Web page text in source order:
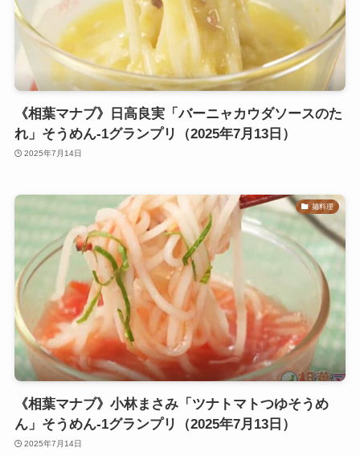
《相葉マナブ》日高良実「バーニャカウダソースのた
れ」そうめん-1グランプリ（2025年7月13日）
2025年7月14日
麺料理
《相葉マナブ》小林まさみ「ツナトマトつゆそうめ
ん」そうめん-1グランプリ（2025年7月13日）
2025年7月14日